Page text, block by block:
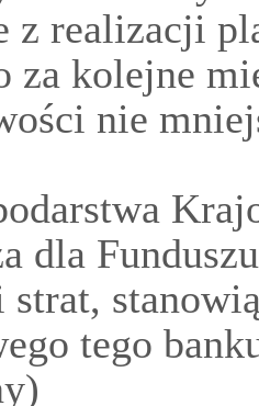
z realizacji
za kolejne
nie
dla
tego